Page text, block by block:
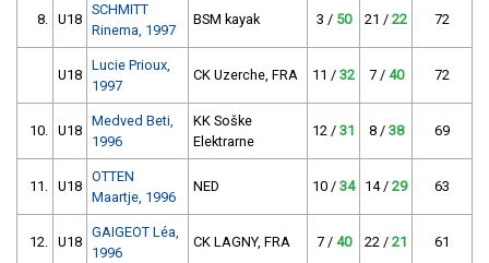
8. U18
SCHMITT
Rinema, 1997
BSM kayak 3 / 50 21 / 22 72
U18
Lucie Prioux,
1997
CK Uzerche, FRA 11 / 32 7 / 40 72
10. U18
Medved Beti,
1996
KK Soške
Elektrarne
12 / 31 8 / 38 69
11. U18
OTTEN
Maartje, 1996
NED 10 / 34 14 / 29 63
12. U18
GAIGEOT Léa,
1996
CK LAGNY, FRA 7 / 40 22 / 21 61